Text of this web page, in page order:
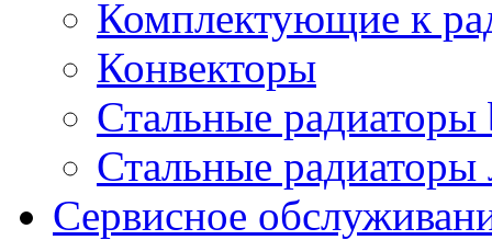
Комплектующие к
Конвекторы
Стальные радиаторы
Стальные радиаторы
Сервисное